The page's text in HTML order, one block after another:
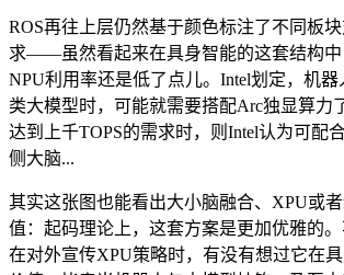
ROS再往上层仍然基于颜色标注了不同板
求——虽然看起来在具身智能的这套结构中
NPU利用率还是低了点儿。Intel划定，机
类大模型时，可能就需要搭配Arc独显算力
达到上千TOPS的需求时，则Intel认为可配
侧大脑...
其实这张图也能看出大小脑融合、XPU或
值：起码理论上，这套方案是更加优雅的
在对外宣传XPU策略时，有没有想过它在